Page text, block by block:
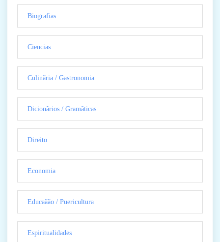
Biografias
Ciencias
Culinãria / Gastronomia
Dicionãrios / Gramãticas
Direito
Economia
Educaãão / Puericultura
Espiritualidades